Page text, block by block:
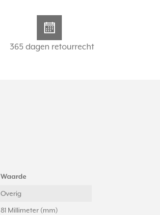
365 dagen retourrecht
Waarde
Overig
81 Millimeter (mm)